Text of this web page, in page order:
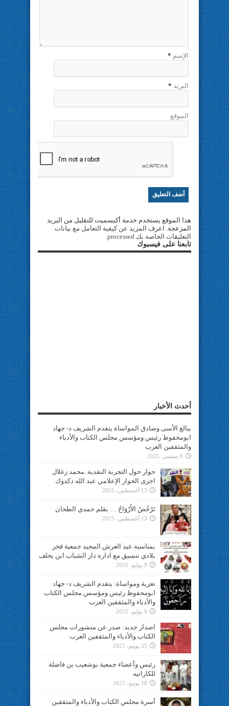
الإسم *
البريد *
الموقع
هذا الموقع يستخدم خدمة أكيسميت للتقليل من البريد
المزعجة. اعرف المزيد عن كيفية التعامل مع بيانات
التعليقات الخاصة بك processed
تابعنا على فيسبوك
أحدث الأخبار
ببالغ الأسى وصادق المواساة يتقدم الشريف د- جهاد
ابومحفوظ رئيس ومؤسس مجلس الكتاب والأدباء
والمثقفين العرب
8 سبتمبر، 2025
حوار حول التجربة النقدية..محمد زغلال
اجرى الحوار الإعلامي عبد الله دكدوك
13 أغسطس، 2025
تَرْخُصُ الأَرْوَاحُ … بقلم حمدي الطحان
13 أغسطس، 2025
بمناسبة عيد العرش المجيد جمعية فخر
بلادي تنسيق مع ادارة دار الشباب ابن يخلف
9 يوليو، 2025
تعزية ومواساة: يتقدم الشريف د- جهاد
ابومحفوظ رئيس ومؤسس مجلس الكتاب
والأدباء والمثقفين العرب
9 يوليو، 2025
اصدار جديد: صدر عن منشورات مجلس
الكتاب والأدباء والمثقفين العرب
25 يونيو، 2025
رئيس وأعضاء جمعية بوشعيب بن فاضلة
للكاراتيه
18 يونيو، 2025
أسرة مجلس الكتاب والأدباء والمثقفين